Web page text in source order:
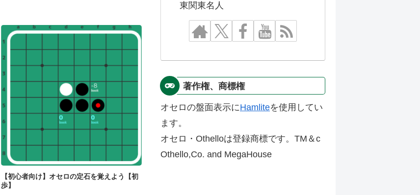
【初心者向け】オセロの定石を覚えよう【初
歩】
東関東名人
著作権、商標権
オセロの盤面表示にHamliteを使用してい
ます。
オセロ・Othelloは登録商標です。TM＆c
Othello,Co. and MegaHouse